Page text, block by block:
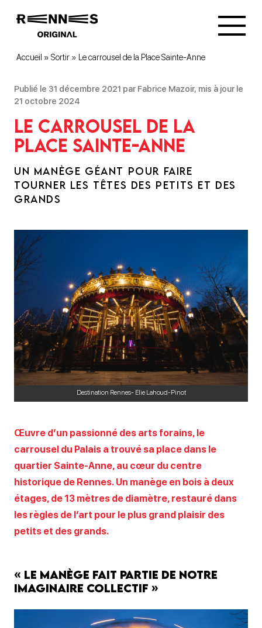
Accueil » Sortir » Le carrousel de la Place Sainte-Anne
Publié le 31 décembre 2021 par Fabrice Mazoir, mis à jour le
21 octobre 2024
Le carrousel de la
Place Sainte-Anne
UN MANÈGE GÉANT POUR FAIRE
TOURNER LES TÊTES DES PETITS ET DES
GRANDS
Destination Rennes- Elie Lahoud-Pinot
Œuvre d’un passionné des arts forains, le
carrousel du Palais a trouvé sa place dans le
quartier Sainte-Anne, au cœur du centre
historique de Rennes. Un manège en bois à deux
étages, de 13 mètres de diamètre, restauré dans
les règles de l’art pour le plus grand plaisir des
petits et des grands.
« Le manège fait partie de notre
imaginaire collectif »